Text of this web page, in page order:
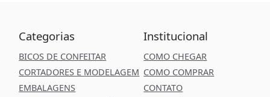
Categorias
BICOS DE CONFEITAR
CORTADORES E MODELAGEM
EMBALAGENS
Institucional
COMO CHEGAR
COMO COMPRAR
CONTATO